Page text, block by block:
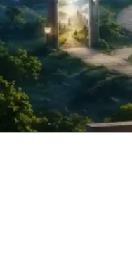
コ
テ
ン
ツ
へ
ス